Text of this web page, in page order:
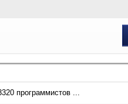
программистов ...